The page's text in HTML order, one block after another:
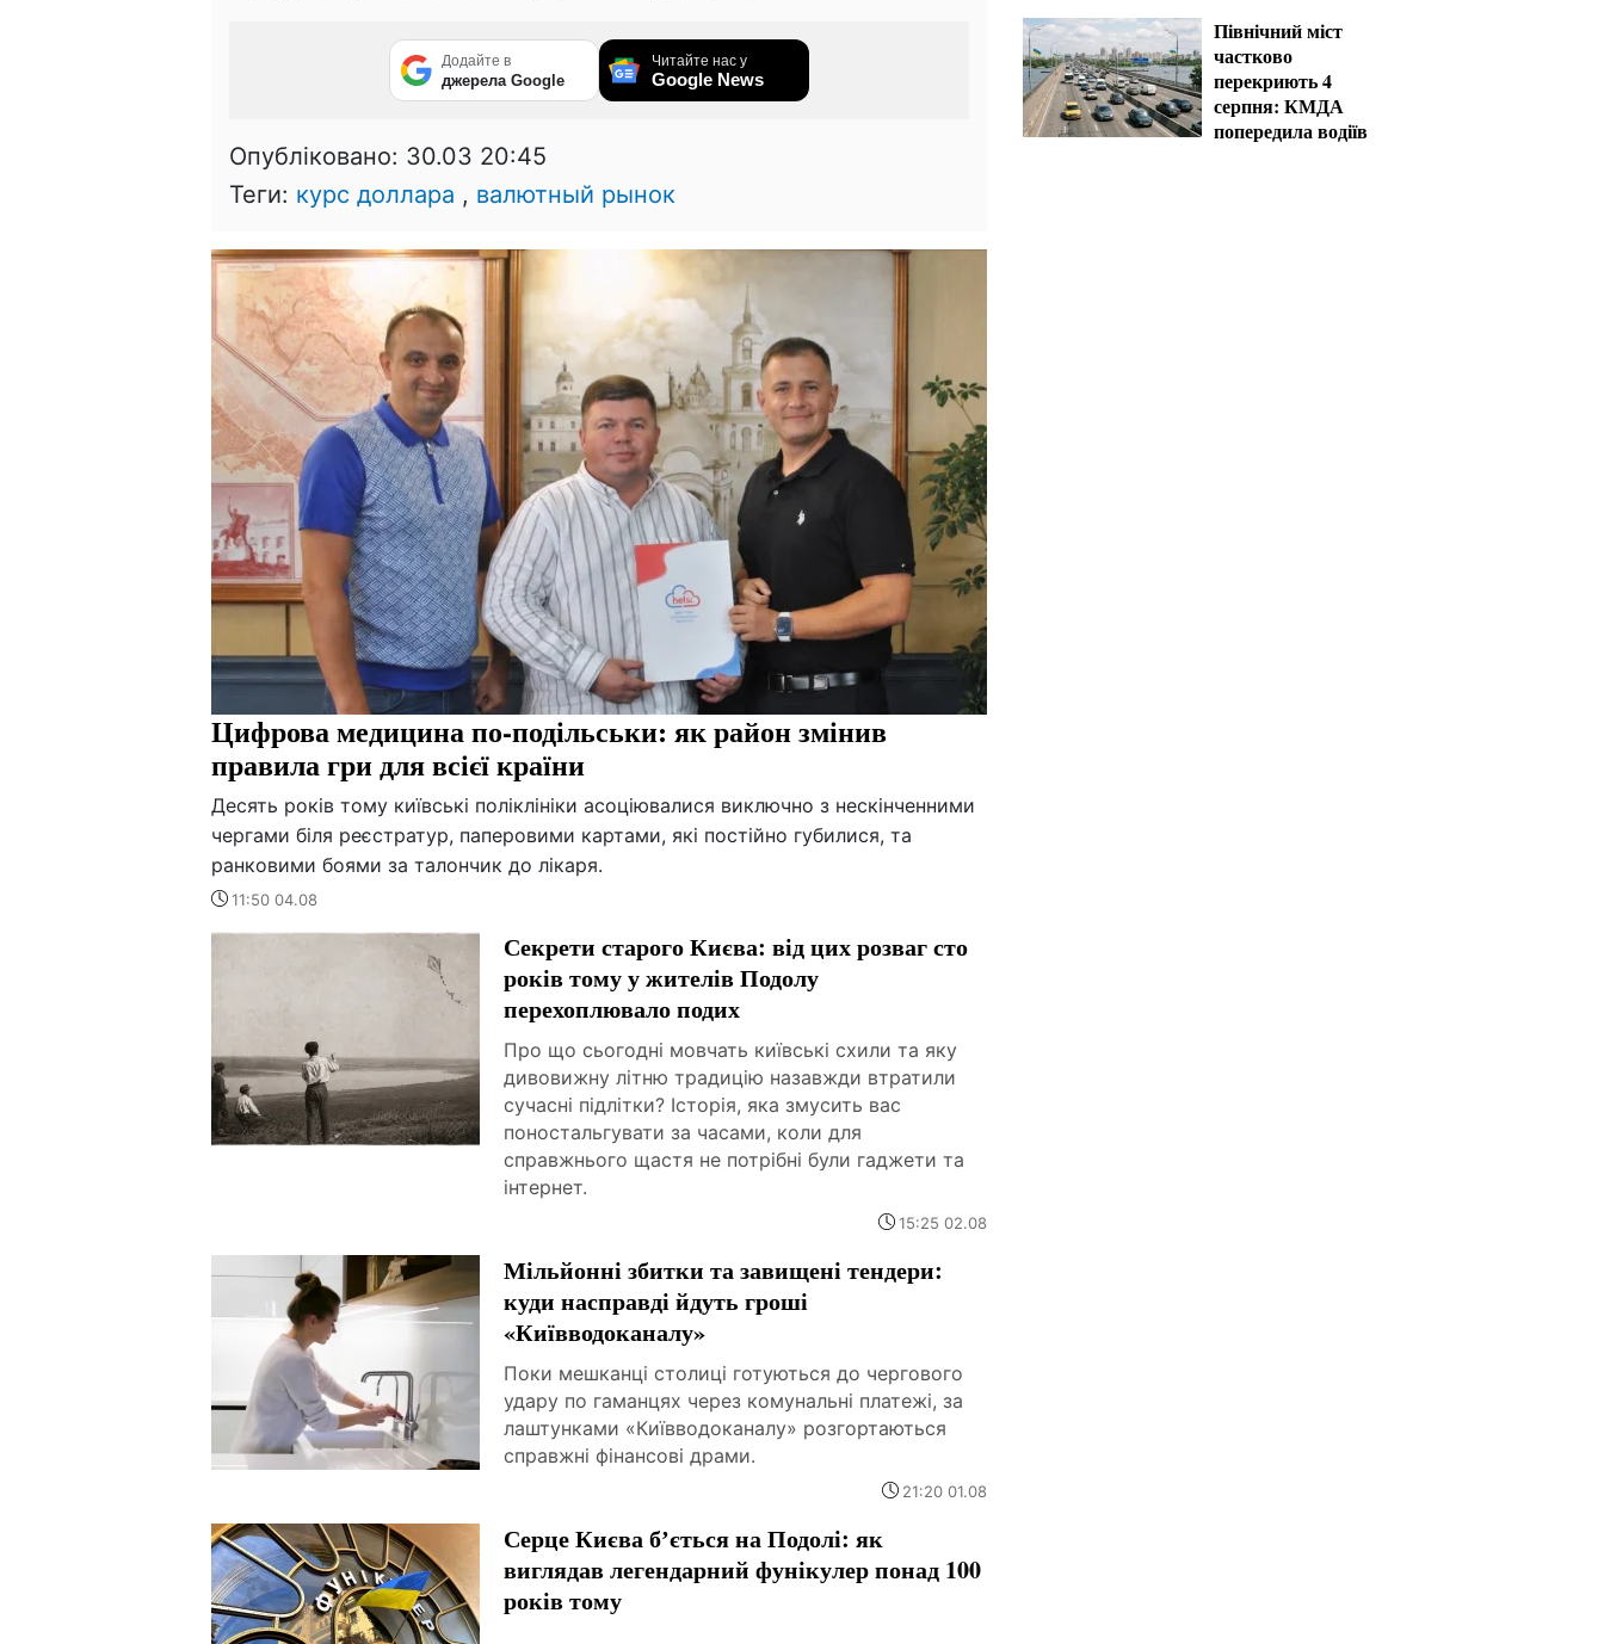
Додайте в
джерела Google
Читайте нас у
Google News
Опубліковано: 30.03 20:45
Теги: курс доллара , валютный рынок
Цифрова медицина по-подільськи: як район змінив
правила гри для всієї країни
Десять років тому київські поліклініки асоціювалися виключно з нескінченними
чергами біля реєстратур, паперовими картами, які постійно губилися, та
ранковими боями за талончик до лікаря.
11:50 04.08
Секрети старого Києва: від цих розваг сто
років тому у жителів Подолу
перехоплювало подих
Про що сьогодні мовчать київські схили та яку
дивовижну літню традицію назавжди втратили
сучасні підлітки? Історія, яка змусить вас
поностальгувати за часами, коли для
справжнього щастя не потрібні були гаджети та
інтернет.
15:25 02.08
Мільйонні збитки та завищені тендери:
куди насправді йдуть гроші
«Київводоканалу»
Поки мешканці столиці готуються до чергового
удару по гаманцях через комунальні платежі, за
лаштунками «Київводоканалу» розгортаються
справжні фінансові драми.
21:20 01.08
Серце Києва бʼється на Подолі: як
виглядав легендарний фунікулер понад 100
років тому
Північний міст
частково
перекриють 4
серпня: КМДА
попередила водіїв